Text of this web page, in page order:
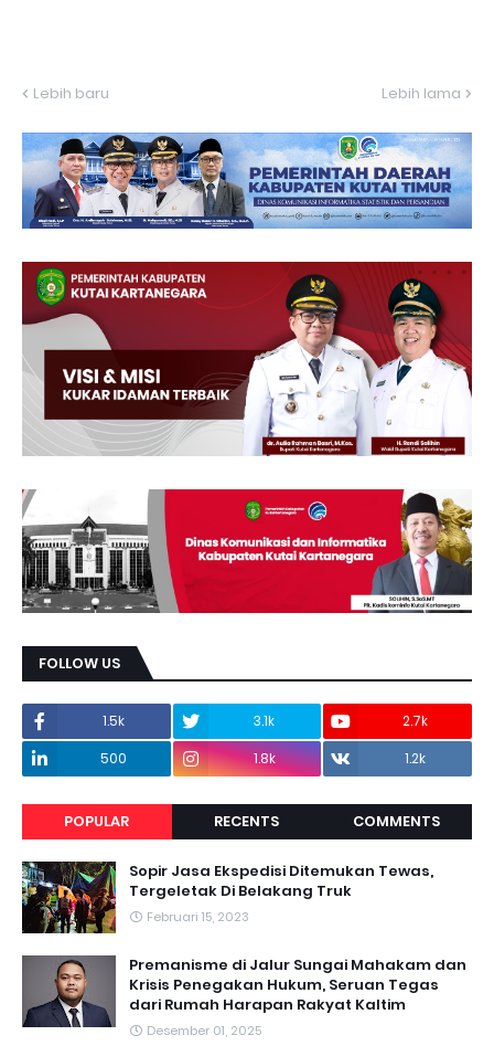
Lebih baru Lebih lama
FOLLOW US
1.5k 3.1k
2.7k
500
1.8k 1.2k
POPULAR RECENTS COMMENTS
Sopir Jasa Ekspedisi Ditemukan Tewas,
Tergeletak Di Belakang Truk
Februari 15, 2023
Premanisme di Jalur Sungai Mahakam dan
Krisis Penegakan Hukum, Seruan Tegas
dari Rumah Harapan Rakyat Kaltim
Desember 01, 2025